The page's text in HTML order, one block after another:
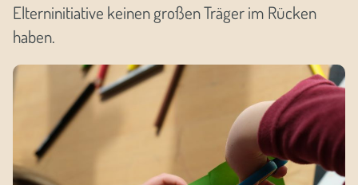
Elterninitiative keinen großen Träger im Rücken
haben.